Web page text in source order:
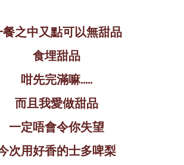
餐之中又點可以無甜品
食埋甜品
咁先完滿嘛.....
而且我愛做甜品
一定唔會令你失望
次用好香的士多啤梨